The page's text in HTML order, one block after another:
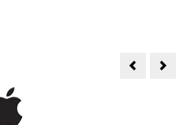
Samsung